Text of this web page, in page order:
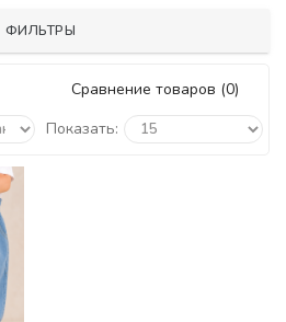
ФИЛЬТРЫ
Сравнение товаров (0)
Показать: